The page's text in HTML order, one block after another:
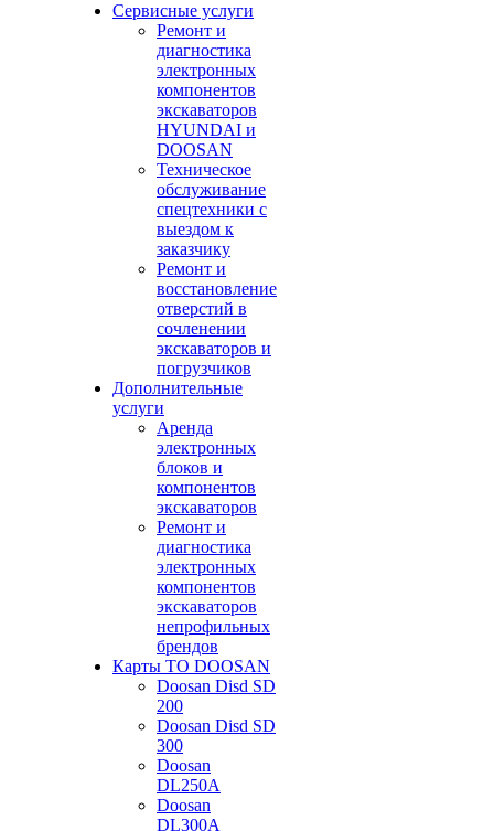
Сервисные услуги
Ремонт и
диагностика
электронных
компонентов
экскаваторов
HYUNDAI и
DOOSAN
Техническое
обслуживание
спецтехники с
выездом к
заказчику
Ремонт и
восстановление
отверстий в
сочленении
экскаваторов и
погрузчиков
Дополнительные
услуги
Аренда
электронных
блоков и
компонентов
экскаваторов
Ремонт и
диагностика
электронных
компонентов
экскаваторов
непрофильных
брендов
Карты ТО DOOSAN
Doosan Disd SD
200
Doosan Disd SD
300
Doosan
DL250A
Doosan
DL300A